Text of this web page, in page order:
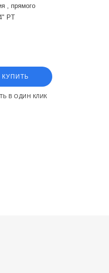
, прямого
PT
КУПИТЬ
В ОДИН КЛИК